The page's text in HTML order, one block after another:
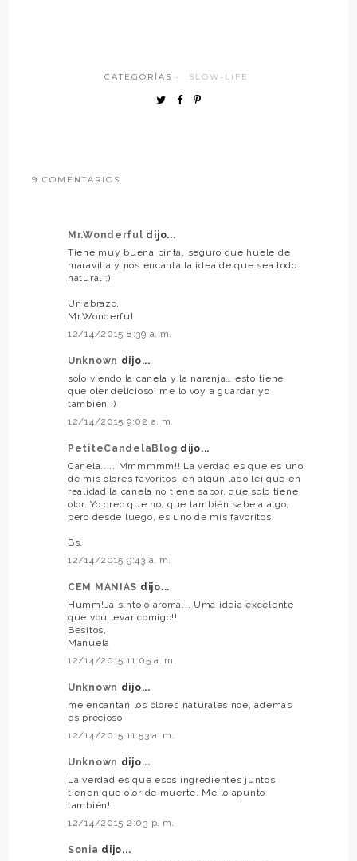
CATEGORÍAS · SLOW-LIFE
9 COMENTARIOS
Mr.Wonderful dijo...
Tiene muy buena pinta, seguro que huele de
maravilla y nos encanta la idea de que sea todo
natural :)
Un abrazo,
Mr.Wonderful
12/14/2015 8:39 a. m.
Unknown dijo...
solo viendo la canela y la naranja… esto tiene
que oler delicioso! me lo voy a guardar yo
también :)
12/14/2015 9:02 a. m.
PetiteCandelaBlog dijo...
Canela..... Mmmmmm!! La verdad es que es uno
de mis olores favoritos. en algún lado leí que en
realidad la canela no tiene sabor, que solo tiene
olor. Yo creo que no, que también sabe a algo,
pero desde luego, es uno de mis favoritos!
Bs.
12/14/2015 9:43 a. m.
CEM MANIAS dijo...
Humm!Já sinto o aroma... Uma ideia excelente
que vou levar comigo!!
Besitos,
Manuela
12/14/2015 11:05 a. m.
Unknown dijo...
me encantan los olores naturales noe, además
es precioso
12/14/2015 11:53 a. m.
Unknown dijo...
La verdad es que esos ingredientes juntos
tienen que olor de muerte. Me lo apunto
también!!
12/14/2015 2:03 p. m.
Sonia dijo...